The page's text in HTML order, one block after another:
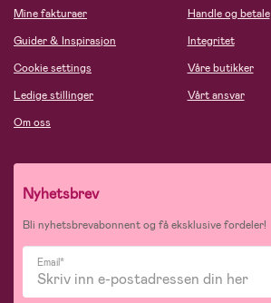
Mine fakturaer
Guider & Inspirasjon
Cookie settings
Ledige stillinger
Om oss
Handle og betale
Integritet
Våre butikker
Vårt ansvar
Nyhetsbrev
Bli nyhetsbrevabonnent og få eksklusive fordeler!
Email*